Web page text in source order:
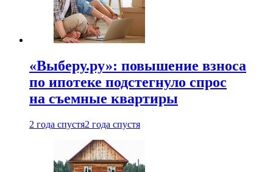
«Выберу.ру»: повышение взноса
по ипотеке подстегнуло спрос
на съемные квартиры
2 года спустя2 года спустя